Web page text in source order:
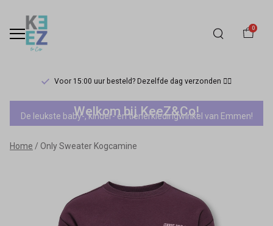
0
Voor 15:00 uur besteld? Dezelfde dag verzonden 🏃‍♀️
Only
Sweater
Kogcamine
Keez&Co
Welkom bij KeeZ&Co!
De leukste baby-, kinder- en tienerkledingwinkel van Emmen!
Home Only Sweater Kogcamine